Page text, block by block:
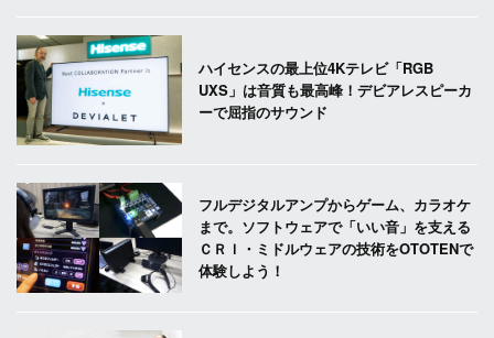
ハイセンスの最上位4Kテレビ「RGB
UXS」は音質も最高峰！デビアレスピーカ
ーで屈指のサウンド
フルデジタルアンプからゲーム、カラオケ
まで。ソフトウェアで「いい音」を支える
ＣＲＩ・ミドルウェアの技術をOTOTENで
体験しよう！